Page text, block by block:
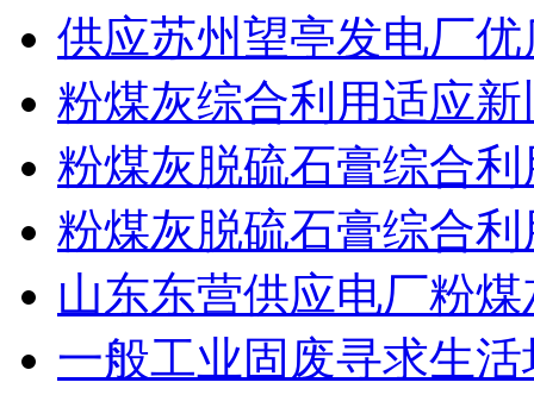
供应苏州望亭发电厂
粉煤灰综合利用适应
粉煤灰脱硫石膏综合
粉煤灰脱硫石膏综合
山东东营供应电厂粉煤
一般工业固废寻求生